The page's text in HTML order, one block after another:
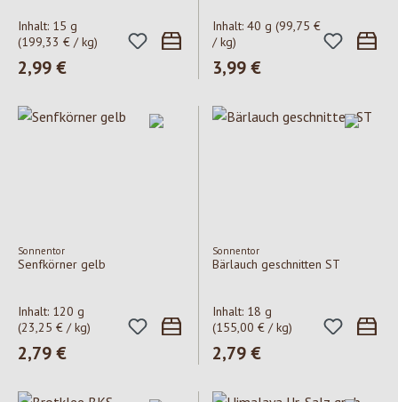
Inhalt: 15 g
(199,33 € / kg)
Regulärer Preis:
2,99 €
Inhalt: 40 g (99,75 €
/ kg)
Regulärer Preis:
3,99 €
Sonnentor
Senfkörner gelb
Inhalt: 120 g
(23,25 € / kg)
Regulärer Preis:
2,79 €
Sonnentor
Bärlauch geschnitten ST
Inhalt: 18 g
(155,00 € / kg)
Regulärer Preis:
2,79 €